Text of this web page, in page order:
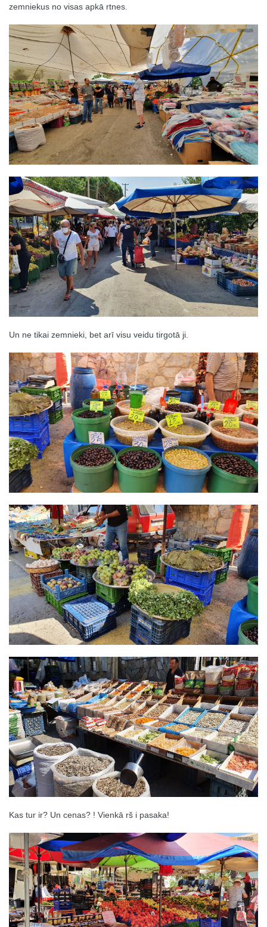
zemniekus no visas apkā rtnes.
Un ne tikai zemnieki, bet arī visu veidu tirgotā ji.
Kas tur ir? Un cenas? ! Vienkā rš i pasaka!